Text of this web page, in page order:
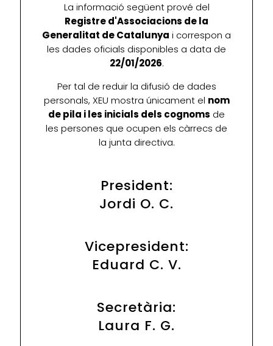
La informació següent prové del
Registre d'Associacions de la
Generalitat de Catalunya i correspon a
les dades oficials disponibles a data de
22/01/2026.
Per tal de reduir la difusió de dades
personals, XEU mostra únicament el nom
de pila i les inicials dels cognoms de
les persones que ocupen els càrrecs de
la junta directiva.
President:
Jordi O. C.
Vicepresident:
Eduard C. V.
Secretària:
Laura F. G.